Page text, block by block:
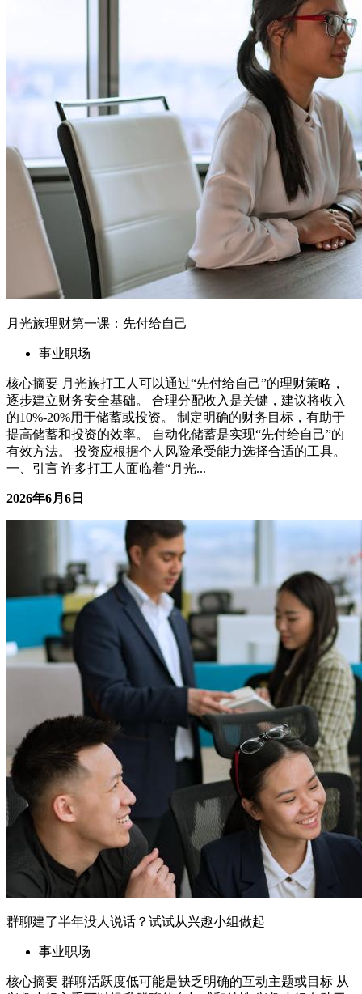
月光族理财第一课：先付给自己
事业职场
核心摘要 月光族打工人可以通过“先付给自己”的理财策略，
逐步建立财务安全基础。 合理分配收入是关键，建议将收入
的10%-20%用于储蓄或投资。 制定明确的财务目标，有助于
提高储蓄和投资的效率。 自动化储蓄是实现“先付给自己”的
有效方法。 投资应根据个人风险承受能力选择合适的工具。
一、引言 许多打工人面临着“月光...
2026年6月6日
群聊建了半年没人说话？试试从兴趣小组做起
事业职场
核心摘要 群聊活跃度低可能是缺乏明确的互动主题或目标 从